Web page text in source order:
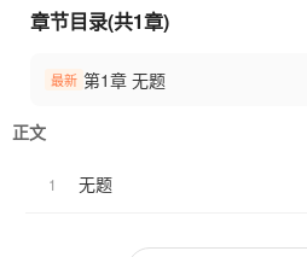
章节目录(共1章)
最新 第1章 无题
正文
1 无题